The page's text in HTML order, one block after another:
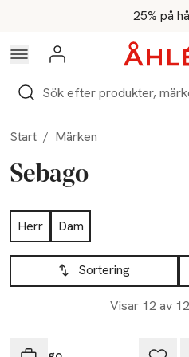
Hoppa till navigationsmenyn25% på
För
Logga in
Sök
Start / Märken
Sebago
Hoppa till produktsidan
Herr
Dam
Hoppa till produktsidan
Sortering
Visar 12 av
Lista över produkter